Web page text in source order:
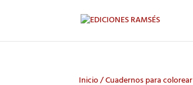
Inicio/Cuadernos para colorear